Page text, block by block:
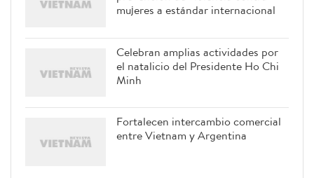
mujeres a estándar internacional
Celebran amplias actividades por
el natalicio del Presidente Ho Chi
Minh
Fortalecen intercambio comercial
entre Vietnam y Argentina